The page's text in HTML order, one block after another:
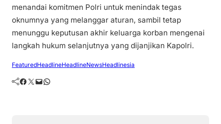
menandai komitmen Polri untuk menindak tegas
oknumnya yang melanggar aturan, sambil tetap
menunggu keputusan akhir keluarga korban mengenai
langkah hukum selanjutnya yang dijanjikan Kapolri.
FeaturedHeadlineHeadlineNewsHeadlinesia
Facebook Twitter Mail WhatsApp